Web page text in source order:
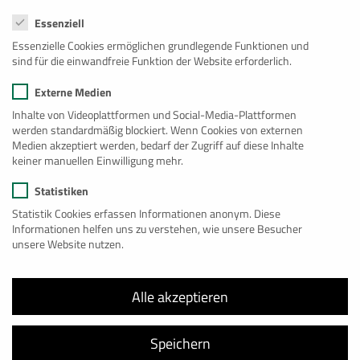
Innovative und moderne Werbemedien, die sich von
gewöhnlichen Anzeigen und Spots abheben, werden immer
häufiger nachgefragt. Wir bieten Ihnen mit unserer
ausgereiften und verwandlungsfähigen Werbeform sind
Ihnen Erfolg und eine hohe Aufmerksamkeit sicher. Mehrere
großformatige Sichtflächen und die Positionierung an hoch
frequentierten Standorten machen die mobile Container-
besonderen Art – ein absolutes Highlight für Ihre Produkt-
oder Imagewerbung. Nutzen Sie unsere individuell
gebrandeten Container dazu, Ihr Produkt erfolgreich in den
Container Selfstorage in Bonn
Wenn Sie in Bonn flexiblen Lagerraum zur sicheren
Unterbringung Ihres Eigentums suchen, sollten Sie unseren
Container-Selfstorage-Service mit flexiblen Mietzeiten
Essenziell
Essenzielle Cookies ermöglichen grundlegende Funktionen und
sind für die einwandfreie Funktion der Website erforderlich.
Externe Medien
Inhalte von Videoplattformen und Social-Media-Plattformen
werden standardmäßig blockiert. Wenn Cookies von externen
Medien akzeptiert werden, bedarf der Zugriff auf diese Inhalte
keiner manuellen Einwilligung mehr.
Statistiken
Statistik Cookies erfassen Informationen anonym. Diese
Informationen helfen uns zu verstehen, wie unsere Besucher
unsere Website nutzen.
Alle akzeptieren
Speichern